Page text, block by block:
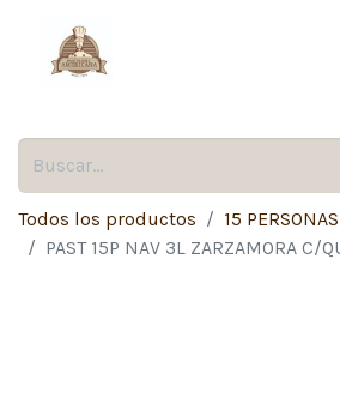
Todos los productos
15 PERSONAS
PAST 15P NAV 3L ZARZAMORA C/